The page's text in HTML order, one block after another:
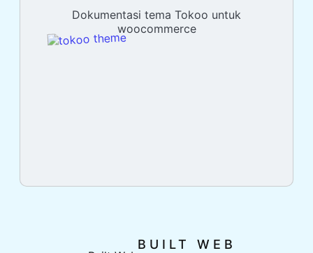
Dokumentasi tema Tokoo untuk
woocommerce
BUILT WEB